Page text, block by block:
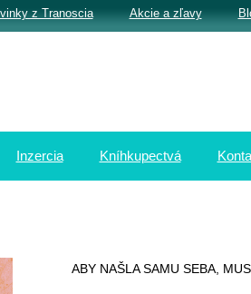
Inzercia Kníhkupectvá
ABY NAŠLA SAMU SEBA,
z Tranoscia Akcie a zľavy